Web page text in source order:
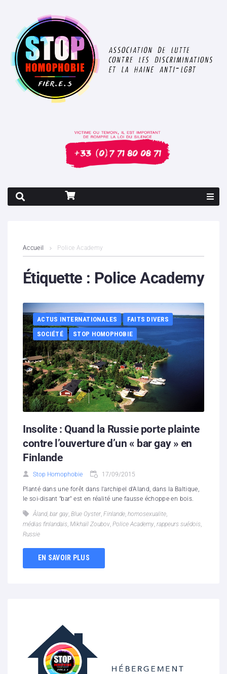
Contenus litigieux
Boutique
Partenaires
Contacts
Hébergement solidaire
Accueil Police Academy
Étiquette : Police Academy
ACTUS INTERNATIONALES
FAITS DIVERS
SOCIÉTÉ
STOP HOMOPHOBIE
Insolite : Quand la Russie porte plainte
contre l’ouverture d’un « bar gay » en
Finlande
Stop Homophobie 17/09/2015
Planté dans une forêt dans l'archipel d'Aland, dans la Baltique,
le soi-disant "bar" est en réalité une fausse échoppe en bois.
Åland, bar gay, Blue Oyster, Finlande, homosexualite,
médias finlandais, Mikhaïl Zoubov, Police Academy, rappeurs suédois,
Russie
EN SAVOIR PLUS